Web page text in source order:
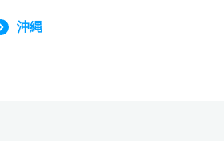
沖縄